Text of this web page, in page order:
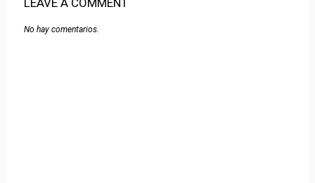
LEAVE A COMMENT
No hay comentarios.